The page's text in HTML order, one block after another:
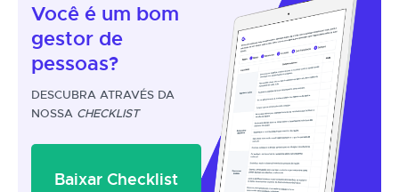
Você é um bom
gestor de
pessoas?
DESCUBRA ATRAVÉS DA
NOSSA CHECKLIST
Baixar Checklist